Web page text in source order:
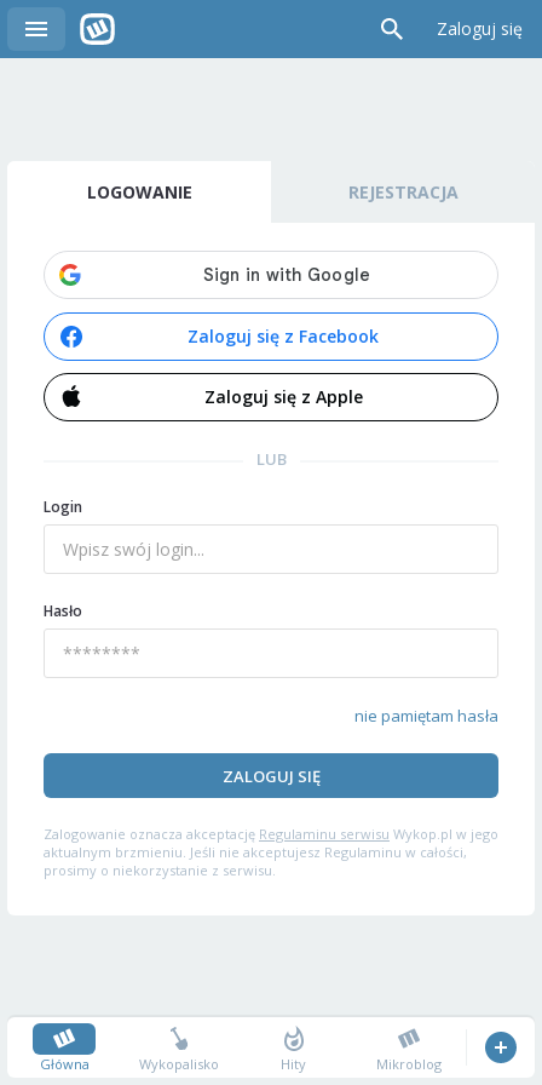
Zaloguj się
LOGOWANIE REJESTRACJA
Zaloguj się z Facebook
Zaloguj się z Apple
LUB
Login
Hasło
nie pamiętam hasła
ZALOGUJ SIĘ
Zalogowanie oznacza akceptację Regulaminu serwisu Wykop.pl w jego
aktualnym brzmieniu. Jeśli nie akceptujesz Regulaminu w całości,
prosimy o niekorzystanie z serwisu.
Główna Wykopalisko Hity Mikroblog